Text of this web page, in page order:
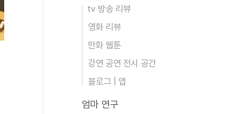
tv 방송 리뷰
영화 리뷰
만화 웹툰
강연 공연 전시 공간
블로그 | 앱
엄마 연구